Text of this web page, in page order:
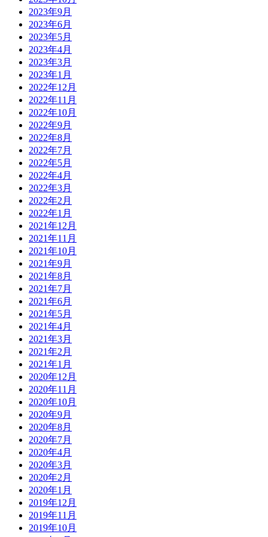
2023年9月
2023年6月
2023年5月
2023年4月
2023年3月
2023年1月
2022年12月
2022年11月
2022年10月
2022年9月
2022年8月
2022年7月
2022年5月
2022年4月
2022年3月
2022年2月
2022年1月
2021年12月
2021年11月
2021年10月
2021年9月
2021年8月
2021年7月
2021年6月
2021年5月
2021年4月
2021年3月
2021年2月
2021年1月
2020年12月
2020年11月
2020年10月
2020年9月
2020年8月
2020年7月
2020年4月
2020年3月
2020年2月
2020年1月
2019年12月
2019年11月
2019年10月